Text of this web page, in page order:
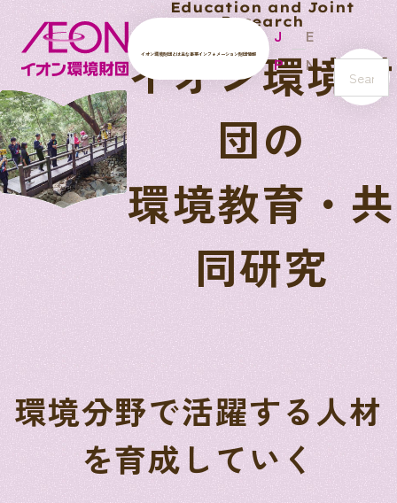
イオン環境財団とは主な事業インフォメーション財団情報
J
P
E
N
s
e
a
r
c
h
Education and Joint
Research
イオン環境財
団の
環境教育・共
同研究
環境分野で活躍する人材
を育成していく